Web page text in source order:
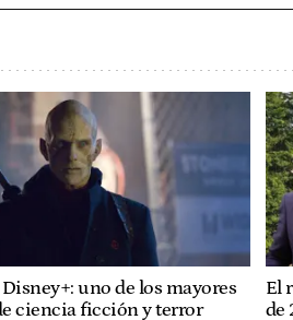
uno de los mayores
ciencia ficción y terror
El
de